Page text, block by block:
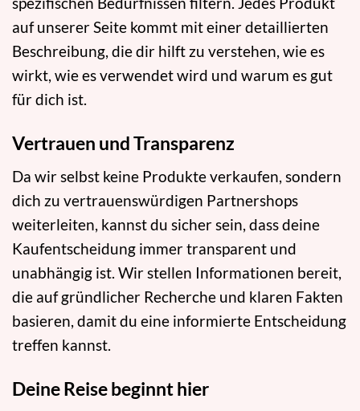
auf unserer Seite kommt mit einer detaillierten
Beschreibung, die dir hilft zu verstehen, wie es
wirkt, wie es verwendet wird und warum es gut
für dich ist.
Vertrauen und Transparenz
Da wir selbst keine Produkte verkaufen, sondern
dich zu vertrauenswürdigen Partnershops
weiterleiten, kannst du sicher sein, dass deine
Kaufentscheidung immer transparent und
unabhängig ist. Wir stellen Informationen bereit,
die auf gründlicher Recherche und klaren Fakten
basieren, damit du eine informierte Entscheidung
treffen kannst.
Deine Reise beginnt hier